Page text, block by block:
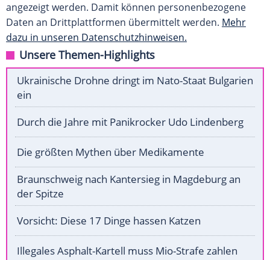
angezeigt werden. Damit können personenbezogene
Daten an Drittplattformen übermittelt werden. Mehr
dazu in unseren Datenschutzhinweisen.
Unsere Themen-Highlights
Ukrainische Drohne dringt im Nato-Staat Bulgarien
ein
Durch die Jahre mit Panikrocker Udo Lindenberg
Die größten Mythen über Medikamente
Braunschweig nach Kantersieg in Magdeburg an
der Spitze
Vorsicht: Diese 17 Dinge hassen Katzen
Illegales Asphalt-Kartell muss Mio-Strafe zahlen